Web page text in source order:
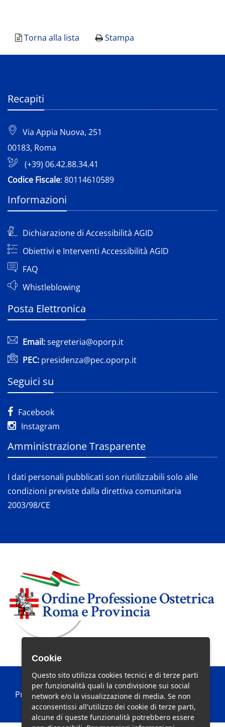
Torna alla lista Stampa
Recapiti
Via Appia Nuova, 251
00183, Roma
(+39) 06.42.88.34.41
Codice Fiscale: 80114610589
Informazioni
Dichiarazione di Accessibilità AGID
Obiettivi e Interventi Accessibilità AGID
FAQ
Whistleblowing
Posta Elettronica
Email:segreteria@oporp.it
PEC: presidenza@pec.oporp.it
Seguici su
Facebook
Instagram
Amministrazione Trasparente
I dati personali pubblicati son riutilizzabili solo alle
condizioni previste dalla direttiva comunitaria
2003/98/CE
Privacy Policy|Cookie Policy|Preferenze Cookie
Cookie
Questo sito utilizza cookies tecnici e di terze parti
per funzionalità quali la condivisione sui social
network e/o la visualizzazione di media. Se non
acconsentissi all'utilizzo dei cookie di terze parti,
alcune di queste funzionalità potrebbero essere